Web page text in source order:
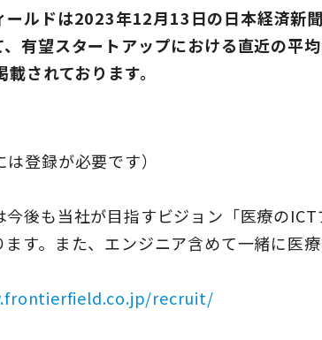
ールドは2023年12月13日の日本経済新
有望スタートアップにおける直近の平
されております。
は登録が必要です）
後も当社が目指すビジョン「医療の
す。また、エンジニア含めて一緒に医
recruit/